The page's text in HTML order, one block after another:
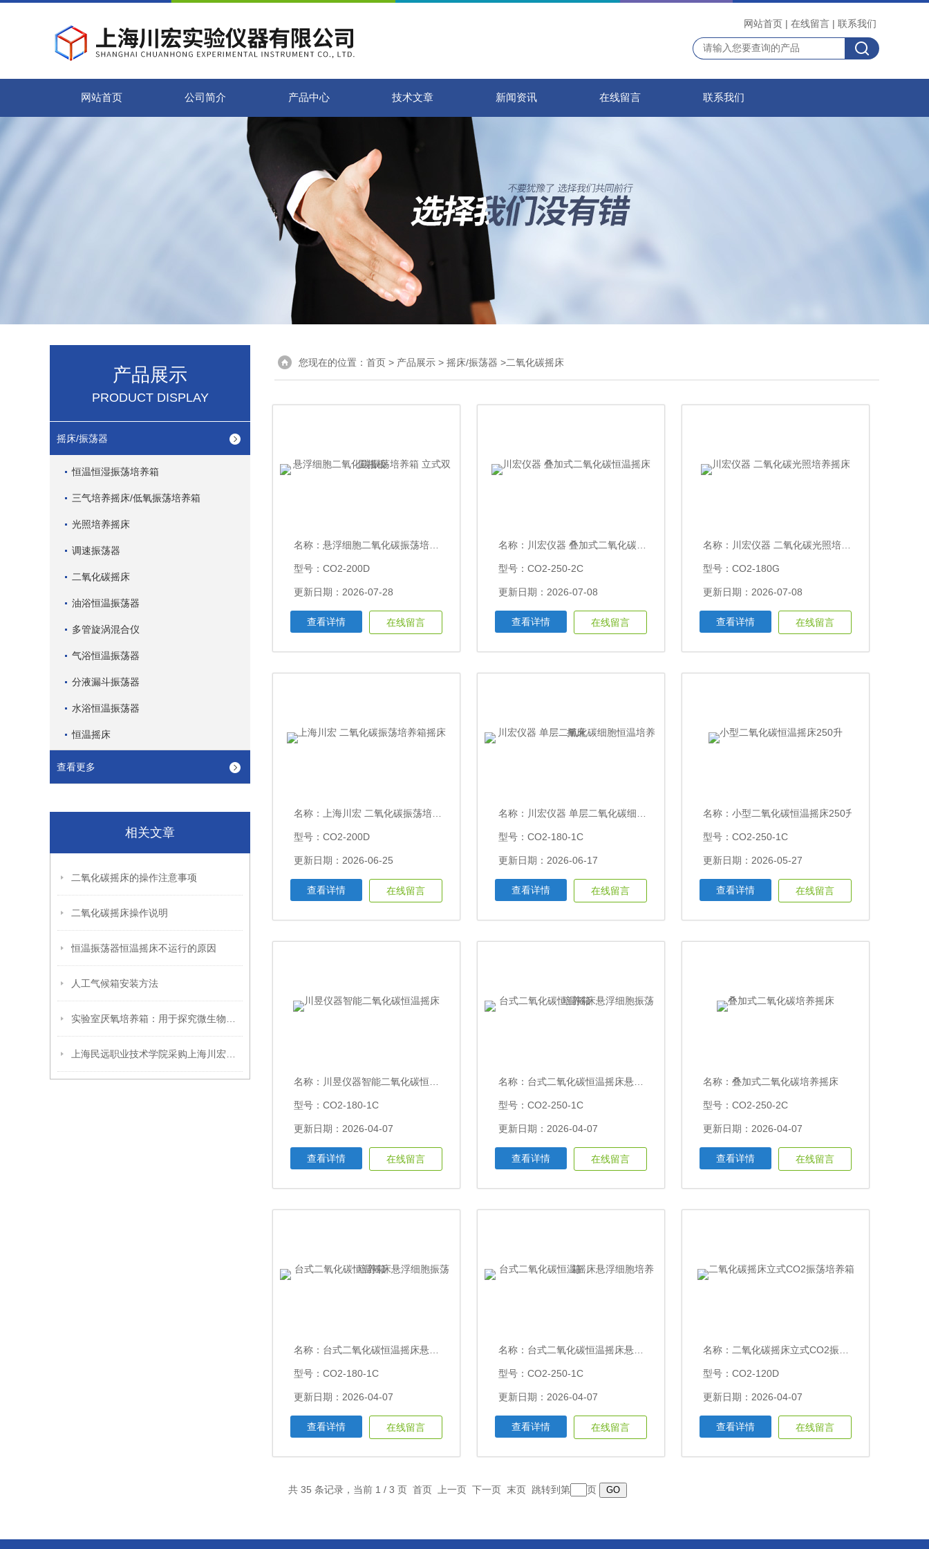
网站首页 | 在线留言 | 联系我们
网站首页 公司简介 产品中心 技术文章 新闻资讯 在线留言 联系我们
产品展示
PRODUCT DISPLAY
摇床/振荡器
恒温恒湿振荡培养箱
三气培养摇床/低氧振荡培养箱
光照培养摇床
调速振荡器
二氧化碳摇床
油浴恒温振荡器
多管旋涡混合仪
气浴恒温振荡器
分液漏斗振荡器
水浴恒温振荡器
恒温摇床
查看更多
相关文章
二氧化碳摇床的操作注意事项
二氧化碳摇床操作说明
恒温振荡器恒温摇床不运行的原因
人工气候箱安装方法
您现在的位置： 首页 > 产品展示 > 摇床/振荡器 >二氧化碳摇床
名称： 悬浮细胞二氧化碳振荡培养箱 立式双层摇板
型号：CO2-200D
更新日期：2026-07-28
查看详情 在线留言
名称： 川宏仪器 叠加式二氧化碳恒温摇床
型号：CO2-250-2C
更新日期：2026-07-08
查看详情 在线留言
名称： 川宏仪器 二氧化碳光照培养摇床
型号：CO2-180G
更新日期：2026-07-08
查看详情 在线留言
名称： 上海川宏 二氧化碳振荡培养箱摇床
型号：CO2-200D
更新日期：2026-06-25
查看详情 在线留言
名称： 川宏仪器 单层二氧化碳细胞恒温培养摇床
型号：CO2-180-1C
更新日期：2026-06-17
查看详情 在线留言
名称： 小型二氧化碳恒温摇床250升
型号：CO2-250-1C
更新日期：2026-05-27
查看详情 在线留言
名称： 川昱仪器智能二氧化碳恒温摇床
型号：CO2-180-1C
更新日期：2026-04-07
查看详情 在线留言
名称： 台式二氧化碳恒温摇床悬浮细胞振荡培养箱
型号：CO2-250-1C
更新日期：2026-04-07
查看详情 在线留言
名称： 叠加式二氧化碳培养摇床
型号：CO2-250-2C
更新日期：2026-04-07
查看详情 在线留言
名称： 台式二氧化碳恒温摇床悬浮细胞振荡培养箱
型号：CO2-180-1C
更新日期：2026-04-07
查看详情 在线留言
名称： 台式二氧化碳恒温摇床悬浮细胞培养箱
型号：CO2-250-1C
更新日期：2026-04-07
查看详情 在线留言
名称： 二氧化碳摇床立式CO2振荡培养箱
型号：CO2-120D
更新日期：2026-04-07
查看详情 在线留言
共 35 条记录，当前 1 / 3 页 首页 上一页 下一页 末页 跳转到第 页